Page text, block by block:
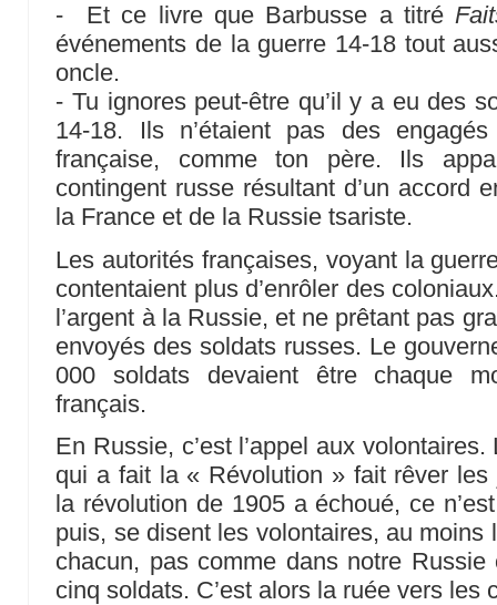
- Et ce livre que Barbusse a titré
événements de la guerre 14-18 tout
oncle.
- Tu ignores peut-être qu’il y a eu des
14-18. Ils n’étaient pas des engagés
française, comme ton père. Ils
contingent russe résultant d’un accord
la France et de la Russie tsariste.
Les autorités françaises, voyant la
contentaient plus d’enrôler des
l’argent à la Russie, et ne prêtant pas
envoyés des soldats russes. Le
000 soldats devaient être chaque
français.
En Russie, c’est l’appel aux
qui a fait la « Révolution » fait rêver
la révolution de 1905 a échoué, ce
puis, se disent les volontaires, au moins
chacun, pas comme dans notre Russie
cinq soldats. C’est alors la ruée vers les